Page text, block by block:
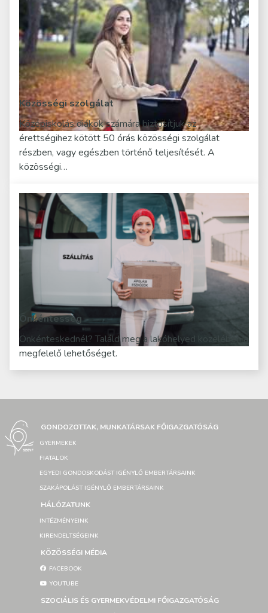
Közösségi szolgálat
Középiskolás diákok számára biztosítjuk az
érettségihez kötött 50 órás közösségi szolgálat
részben, vagy egészben történő teljesítését. A
közösségi…
Önkéntesség
Önkénteskednél? Találd meg a lakóhelyed közelében a
megfelelő lehetőséget.
GONDOZOTTAK, MUNKATÁRSAK FŐIGAZGATÓSÁG
GYERMEKEK
FIATALOK
EGYEDI GONDOSKODÁST IGÉNYLŐ EMBERTÁRSAINK
SZAKÁPOLÁST IGÉNYLŐ EMBERTÁRSAINK
HÁLÓZATUNK
INTÉZMÉNYEINK
KIRENDELTSÉGEINK
KÖZÖSSÉGI MÉDIA
FACEBOOK
YOUTUBE
SZOCIÁLIS ÉS GYERMEKVÉDELMI FŐIGAZGATÓSÁG